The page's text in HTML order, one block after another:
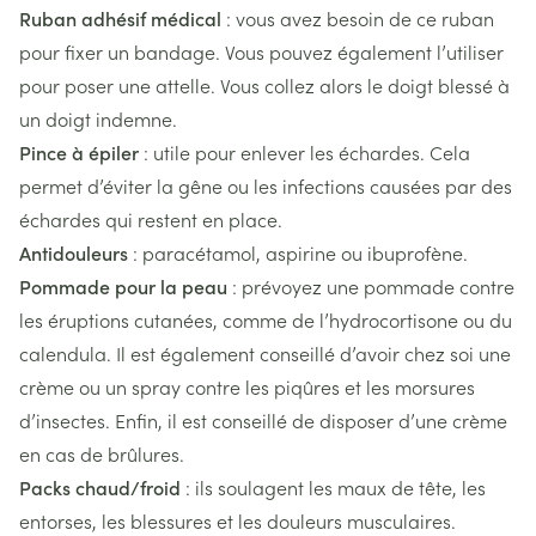
Ruban adhésif médical : vous avez besoin de ce ruban
pour fixer un bandage. Vous pouvez également l’utiliser
pour poser une attelle. Vous collez alors le doigt blessé à
un doigt indemne.
Pince à épiler : utile pour enlever les échardes. Cela
permet d’éviter la gêne ou les infections causées par des
échardes qui restent en place.
Antidouleurs : paracétamol, aspirine ou ibuprofène.
Pommade pour la peau : prévoyez une pommade contre
les éruptions cutanées, comme de l’hydrocortisone ou du
calendula. Il est également conseillé d’avoir chez soi une
crème ou un spray contre les piqûres et les morsures
d’insectes. Enfin, il est conseillé de disposer d’une crème
en cas de brûlures.
Packs chaud/froid : ils soulagent les maux de tête, les
entorses, les blessures et les douleurs musculaires.